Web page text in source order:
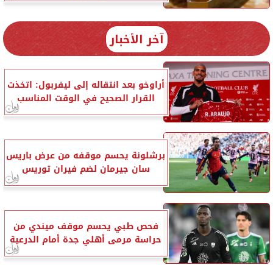
آخر الأخبار
أراوخو بعد انتقاله إلى ليفربول: اتخذت
القرار الصحيح في الوقت المناسب
برشلونة يحسم موقفه من عرض باريس
سان جيرمان لضم فيران توريس
فحص طبي يحسم موقف ميندي من
حراسة مرمى أهلي جدة أمام الدرعية